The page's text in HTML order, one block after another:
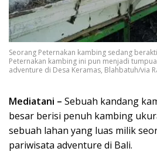
Seorang Peternakan kambing sedang
Peternakan kambing ini pun menjadi
adventure di Desa Keramas, Blahbatuh/via
Mediatani – Sebuah kandang
besar berisi penuh kambing
sebuah lahan yang luas milik
pariwisata adventure di Bali.